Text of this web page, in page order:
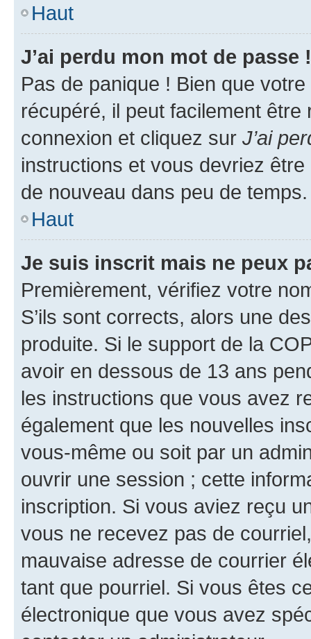
Haut
J’ai perdu mon mot de passe !
Pas de panique ! Bien que
récupéré, il peut facilement
connexion et cliquez sur J’ai
instructions et vous devriez
de nouveau dans peu de temps.
Haut
Je suis inscrit mais ne peux
Premièrement, vérifiez votre
S’ils sont corrects, alors une
produite. Si le support de la
avoir en dessous de 13 ans
les instructions que vous avez
également que les nouvelles
vous-même ou soit par un
ouvrir une session ; cette
inscription. Si vous aviez reçu
vous ne recevez pas de
mauvaise adresse de courrier
tant que pourriel. Si vous êtes
électronique que vous avez